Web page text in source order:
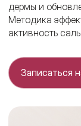
дермы и
Методика
активность
Записаться